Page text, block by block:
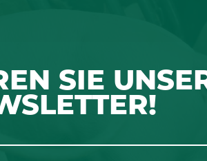
SIE